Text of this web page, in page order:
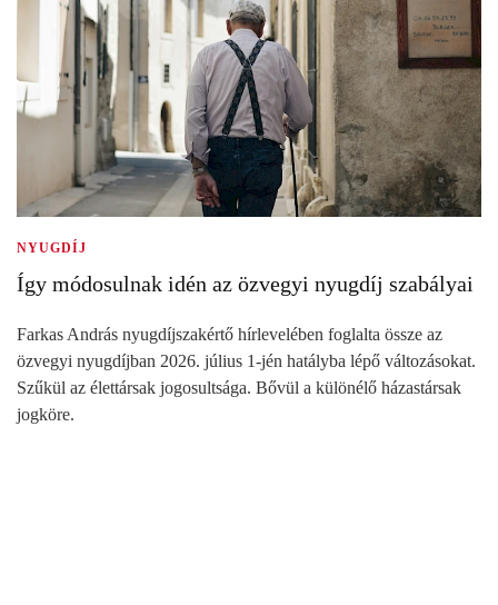
NYUGDÍJ
Így módosulnak idén az özvegyi nyugdíj szabályai
Farkas András nyugdíjszakértő hírlevelében foglalta össze az
özvegyi nyugdíjban 2026. július 1-jén hatályba lépő változásokat.
Szűkül az élettársak jogosultsága. Bővül a különélő házastársak
jogköre.